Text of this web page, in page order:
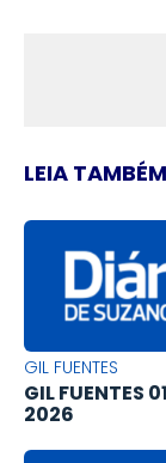
LEIA TAMBÉM
GIL FUENTES
GIL FUENTES
2026